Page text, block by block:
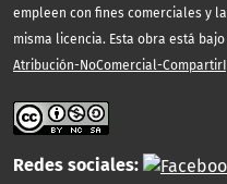
empleen con fines comerciales y
misma licencia. Esta obra está bajo
Atribución-NoComercial-
Redes sociales: